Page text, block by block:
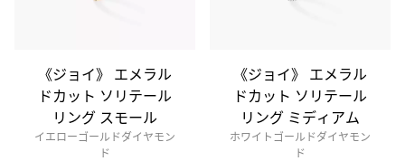
《ジョイ》 エメラル
ドカット ソリテール
リング スモール
イエローゴールドダイヤモン
ド
《ジョイ》 エメラル
ドカット ソリテール
リング ミディアム
ホワイトゴールドダイヤモン
ド